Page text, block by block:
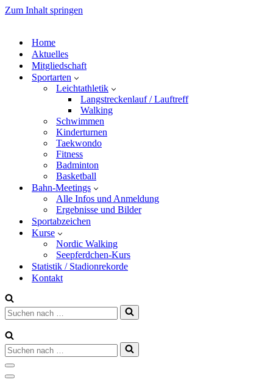
Zum Inhalt springen
Home
Aktuelles
Mitgliedschaft
Sportarten
Leichtathletik
Langstreckenlauf / Lauftreff
Walking
Schwimmen
Kinderturnen
Taekwondo
Fitness
Badminton
Basketball
Bahn-Meetings
Alle Infos und Anmeldung
Ergebnisse und Bilder
Sportabzeichen
Kurse
Nordic Walking
Seepferdchen-Kurs
Statistik / Stadionrekorde
Kontakt
Suchen
nach …
Suchen
nach …
Navigationsmenü
Navigationsmenü